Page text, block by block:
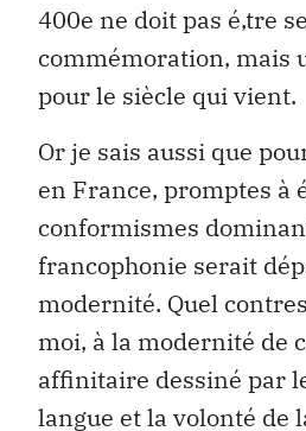
400e ne doit pas é‚tre
commémoration, mais
pour le siècle qui vient.
Or je sais aussi que
en France, promptes à
conformismes
francophonie serait
modernité. Quel
moi, à la modernité de
affinitaire dessiné par
langue et la volonté de